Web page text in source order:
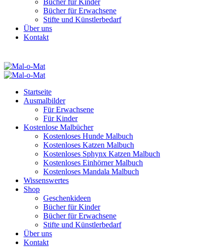
Bücher für Kinder
Bücher für Erwachsene
Stifte und Künstlerbedarf
Über uns
Kontakt
Startseite
Ausmalbilder
Für Erwachsene
Für Kinder
Kostenlose Malbücher
Kostenloses Hunde Malbuch
Kostenloses Katzen Malbuch
Kostenloses Sphynx Katzen Malbuch
Kostenloses Einhörner Malbuch
Kostenloses Mandala Malbuch
Wissenswertes
Shop
Geschenkideen
Bücher für Kinder
Bücher für Erwachsene
Stifte und Künstlerbedarf
Über uns
Kontakt